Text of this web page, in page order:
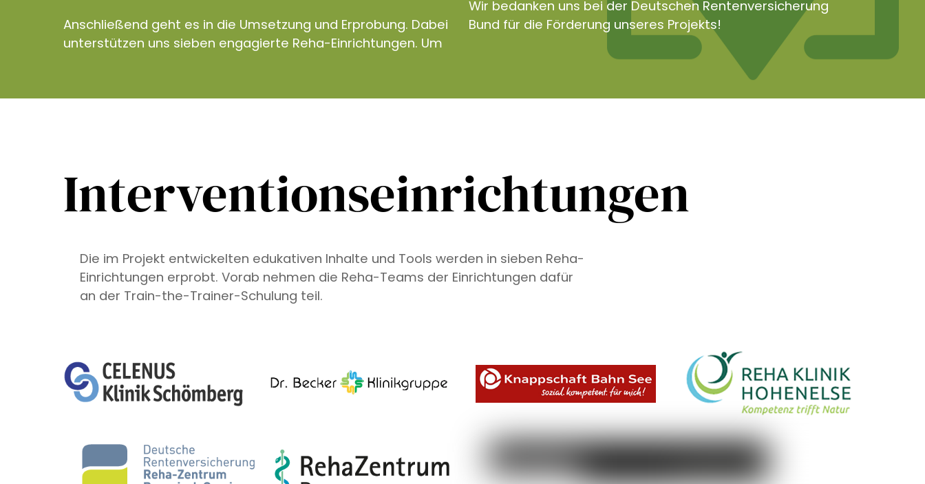
Anschließend geht es in die Umsetzung und Erprobung. Dabei
unterstützen uns sieben engagierte Reha-Einrichtungen. Um
Wir bedanken uns bei der Deutschen Rentenversicherung
Bund für die Förderung unseres Projekts!
Interventionseinrichtungen
Die im Projekt entwickelten edukativen Inhalte und Tools werden in sieben Reha-
Einrichtungen erprobt. Vorab nehmen die Reha-Teams der Einrichtungen dafür
an der Train-the-Trainer-Schulung teil.